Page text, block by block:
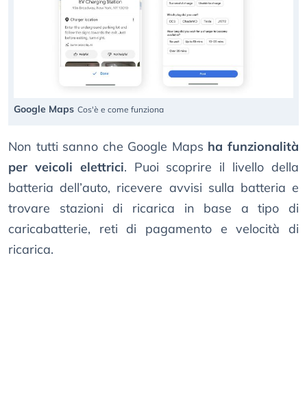
Google Maps Cos'è e come funziona
Non tutti sanno che Google Maps ha funzionalità
per veicoli elettrici. Puoi scoprire il livello della
batteria dell’auto, ricevere avvisi sulla batteria e
trovare stazioni di ricarica in base a tipo di
caricabatterie, reti di pagamento e velocità di
ricarica.